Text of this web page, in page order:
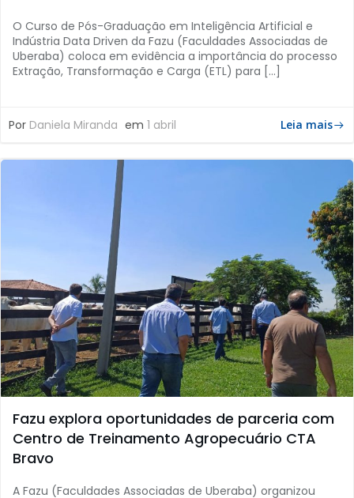
O Curso de Pós-Graduação em Inteligência Artificial e
Indústria Data Driven da Fazu (Faculdades Associadas de
Uberaba) coloca em evidência a importância do processo
Extração, Transformação e Carga (ETL) para […]
Por Daniela Miranda em 1 abril Leia mais
Fazu explora oportunidades de parceria com
Centro de Treinamento Agropecuário CTA
Bravo
A Fazu (Faculdades Associadas de Uberaba) organizou